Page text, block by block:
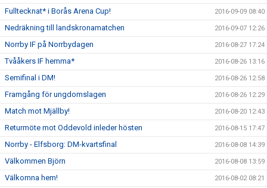
Fulltecknat* i Borås Arena Cup! 2016-09-09 08:40
Nedräkning till landskronamatchen 2016-09-07 12:26
Norrby IF på Norrbydagen 2016-08-27 17:24
Tvååkers IF hemma* 2016-08-26 13:16
Semifinal i DM! 2016-08-26 12:58
Framgång för ungdomslagen 2016-08-26 12:29
Match mot Mjällby! 2016-08-20 12:43
Returmöte mot Oddevold inleder hösten 2016-08-15 17:47
Norrby - Elfsborg: DM-kvartsfinal 2016-08-08 14:39
Välkommen Björn 2016-08-08 13:59
Välkomna hem! 2016-08-02 08:21